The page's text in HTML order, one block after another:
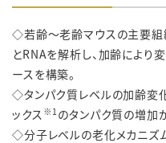
◇若齢～老齢マウスの主要組
とRNAを解析し、加齢により
ースを構築。
◇タンパク質レベルの加齢変
ックス ※ 1 のタンパク質の増加
◇分子レベルの老化メカニズ